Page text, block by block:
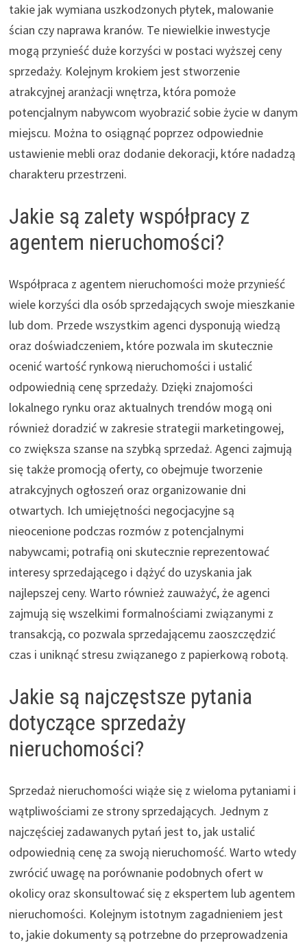
takie jak wymiana uszkodzonych płytek, malowanie
ścian czy naprawa kranów. Te niewielkie inwestycje
mogą przynieść duże korzyści w postaci wyższej ceny
sprzedaży. Kolejnym krokiem jest stworzenie
atrakcyjnej aranżacji wnętrza, która pomoże
potencjalnym nabywcom wyobrazić sobie życie w danym
miejscu. Można to osiągnąć poprzez odpowiednie
ustawienie mebli oraz dodanie dekoracji, które nadadzą
charakteru przestrzeni.
Jakie są zalety współpracy z
agentem nieruchomości?
Współpraca z agentem nieruchomości może przynieść
wiele korzyści dla osób sprzedających swoje mieszkanie
lub dom. Przede wszystkim agenci dysponują wiedzą
oraz doświadczeniem, które pozwala im skutecznie
ocenić wartość rynkową nieruchomości i ustalić
odpowiednią cenę sprzedaży. Dzięki znajomości
lokalnego rynku oraz aktualnych trendów mogą oni
również doradzić w zakresie strategii marketingowej,
co zwiększa szanse na szybką sprzedaż. Agenci zajmują
się także promocją oferty, co obejmuje tworzenie
atrakcyjnych ogłoszeń oraz organizowanie dni
otwartych. Ich umiejętności negocjacyjne są
nieocenione podczas rozmów z potencjalnymi
nabywcami; potrafią oni skutecznie reprezentować
interesy sprzedającego i dążyć do uzyskania jak
najlepszej ceny. Warto również zauważyć, że agenci
zajmują się wszelkimi formalnościami związanymi z
transakcją, co pozwala sprzedającemu zaoszczędzić
czas i uniknąć stresu związanego z papierkową robotą.
Jakie są najczęstsze pytania
dotyczące sprzedaży
nieruchomości?
Sprzedaż nieruchomości wiąże się z wieloma pytaniami i
wątpliwościami ze strony sprzedających. Jednym z
najczęściej zadawanych pytań jest to, jak ustalić
odpowiednią cenę za swoją nieruchomość. Warto wtedy
zwrócić uwagę na porównanie podobnych ofert w
okolicy oraz skonsultować się z ekspertem lub agentem
nieruchomości. Kolejnym istotnym zagadnieniem jest
to, jakie dokumenty są potrzebne do przeprowadzenia